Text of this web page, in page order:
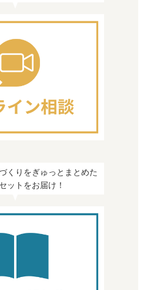
くりをぎゅっとまとめた
ットをお届け！